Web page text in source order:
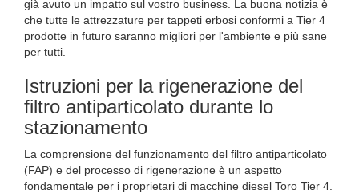
già avuto un impatto sul vostro business. La buona notizia è
che tutte le attrezzature per tappeti erbosi conformi a Tier 4
prodotte in futuro saranno migliori per l'ambiente e più sane
per tutti.
Istruzioni per la rigenerazione del
filtro antiparticolato durante lo
stazionamento
La comprensione del funzionamento del filtro antiparticolato
(FAP) e del processo di rigenerazione è un aspetto
fondamentale per i proprietari di macchine diesel Toro Tier 4.